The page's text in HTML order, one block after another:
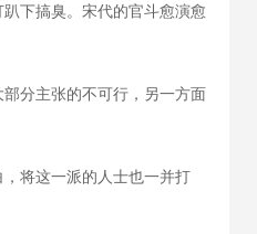
下搞臭。宋代的官斗愈演愈
分主张的不可行，另一方面
将这一派的人士也一并打